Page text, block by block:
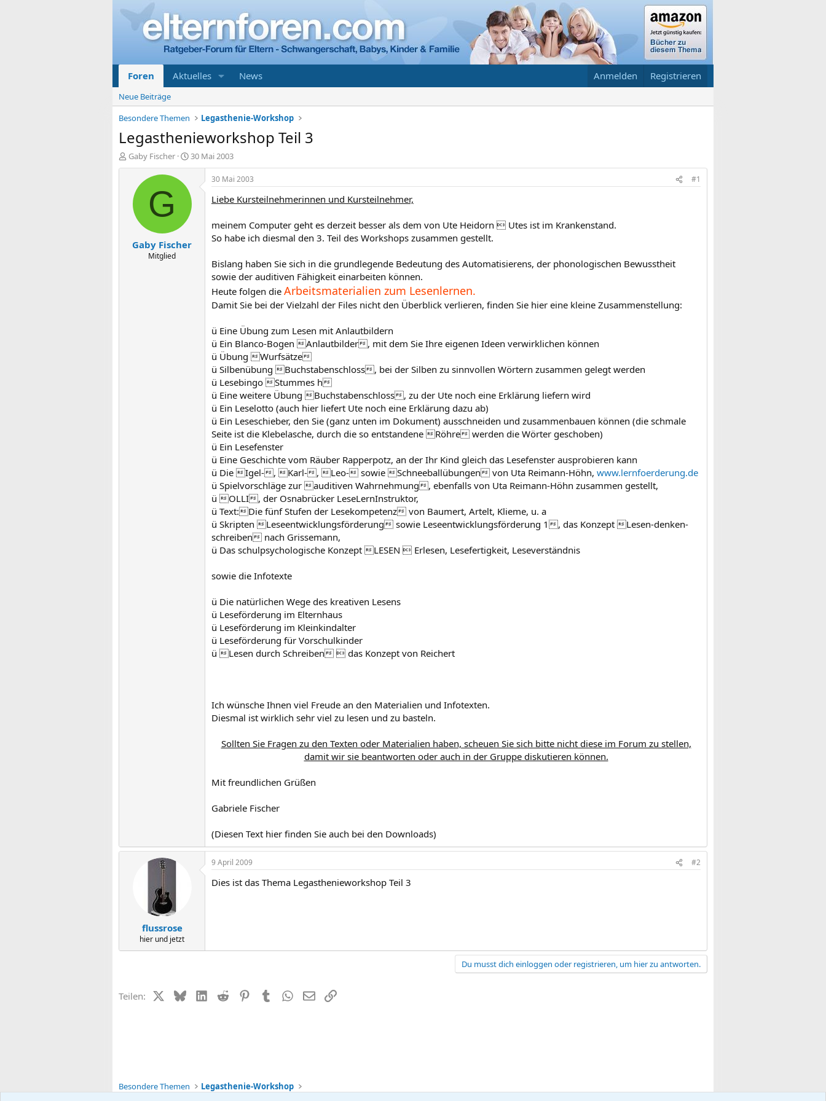
Foren Aktuelles News Anmelden Registrieren
Neue Beiträge
Besondere Themen
Legasthenie-Workshop
Legasthenieworkshop Teil 3
E
r
Gaby Fischer
E
r
e
l
a
30 Mai 2003
G
Gaby Fischer
Mitglied
30 Mai 2003 #1
Liebe Kursteilnehmerinnen und Kursteilnehmer,
meinem Computer geht es derzeit besser als dem von Ute Heidorn  Utes ist im Krankenstand.
So habe ich diesmal den 3. Teil des Workshops zusammen gestellt.
Bislang haben Sie sich in die grundlegende Bedeutung des Automatisierens, der phonologischen Bewusstheit
sowie der auditiven Fähigkeit einarbeiten können.
Heute folgen die Arbeitsmaterialien zum Lesenlernen.
Damit Sie bei der Vielzahl der Files nicht den Überblick verlieren, finden Sie hier eine kleine Zusammenstellung:
ü Eine Übung zum Lesen mit Anlautbildern
ü Ein Blanco-Bogen Anlautbilder, mit dem Sie Ihre eigenen Ideen verwirklichen können
ü Übung Wurfsätze
ü Silbenübung Buchstabenschloss, bei der Silben zu sinnvollen Wörtern zusammen gelegt werden
ü Lesebingo Stummes h
ü Eine weitere Übung Buchstabenschloss, zu der Ute noch eine Erklärung liefern wird
ü Ein Leselotto (auch hier liefert Ute noch eine Erklärung dazu ab)
ü Ein Leseschieber, den Sie (ganz unten im Dokument) ausschneiden und zusammenbauen können (die schmale
Seite ist die Klebelasche, durch die so entstandene Röhre werden die Wörter geschoben)
ü Ein Lesefenster
ü Eine Geschichte vom Räuber Rapperpotz, an der Ihr Kind gleich das Lesefenster ausprobieren kann
ü Die Igel-, Karl-, Leo- sowie Schneeballübungen von Uta Reimann-Höhn, www.lernfoerderung.de
ü Spielvorschläge zur auditiven Wahrnehmung, ebenfalls von Uta Reimann-Höhn zusammen gestellt,
ü OLLI, der Osnabrücker LeseLernInstruktor,
ü Text:Die fünf Stufen der Lesekompetenz von Baumert, Artelt, Klieme, u. a
ü Skripten Leseentwicklungsförderung sowie Leseentwicklungsförderung 1, das Konzept Lesen-denken-
schreiben nach Grissemann,
ü Das schulpsychologische Konzept LESEN  Erlesen, Lesefertigkeit, Leseverständnis
sowie die Infotexte
ü Die natürlichen Wege des kreativen Lesens
ü Leseförderung im Elternhaus
ü Leseförderung im Kleinkindalter
ü Leseförderung für Vorschulkinder
ü Lesen durch Schreiben  das Konzept von Reichert
Ich wünsche Ihnen viel Freude an den Materialien und Infotexten.
Diesmal ist wirklich sehr viel zu lesen und zu basteln.
Sollten Sie Fragen zu den Texten oder Materialien haben, scheuen Sie sich bitte nicht diese im Forum zu stellen,
damit wir sie beantworten oder auch in der Gruppe diskutieren können.
Mit freundlichen Grüßen
Gabriele Fischer
(Diesen Text hier finden Sie auch bei den Downloads)
flussrose
hier und jetzt
9 April 2009 #2
Dies ist das Thema Legasthenieworkshop Teil 3
Du musst dich einloggen oder registrieren, um hier zu antworten.
Teilen: X (Twitter)
BlueskyLinkedIn
Reddit PinterestTumblrWhatsApp
E-MailLink
Besondere Themen Legasthenie-Workshop